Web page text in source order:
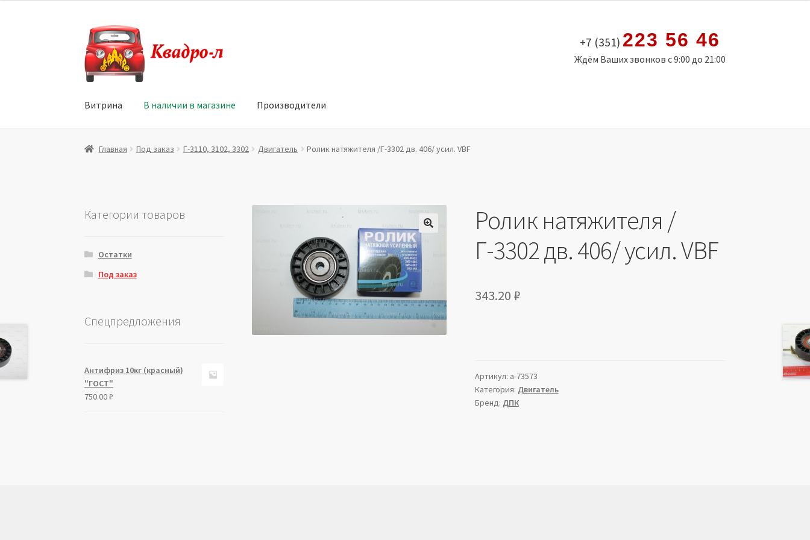
Перейти
к
навигации
Перейти
к
содержимому
+7 (351) 223 56 46
Ждём Ваших звонков с 9:00 до 21:00
Витрина В наличии в магазине Производители
Главная Витрина Мой аккаунтПолитика в отношении обработки персональных данныхПроизводители
Главная Под заказ Г-3110, 3102, 3302 Двигатель Ролик натяжителя /Г-3302 дв. 406/ усил. VBF
Ролик натяжителя /
Г-3302 дв. 406/ усил. VBF
343.20 ₽
Артикул: a-73573
Категория: Двигатель
Бренд: ДПК
Категории товаров
Остатки
Под заказ
Спецпредложения
Антифриз 10кг (красный)
"ГОСТ"
750.00₽